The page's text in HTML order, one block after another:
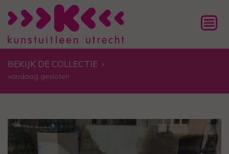
BEKIJK DE COLLECTIE ›
vandaag gesloten